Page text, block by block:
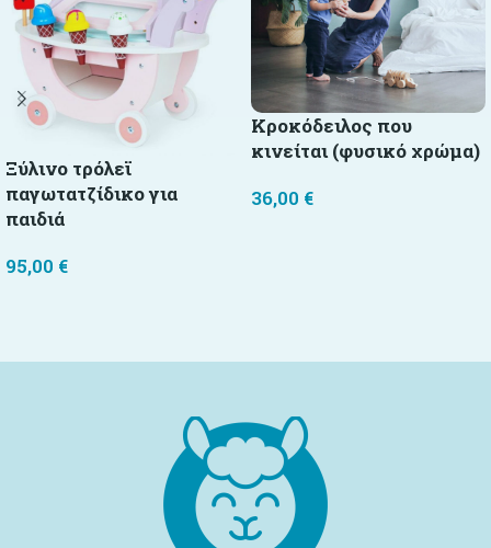
Ξύλινο τρόλεϊ
παγωτατζίδικο για
παιδιά
95,00 €
Κροκόδειλος που
κινείται (φυσικό χρώμα)
36,00 €